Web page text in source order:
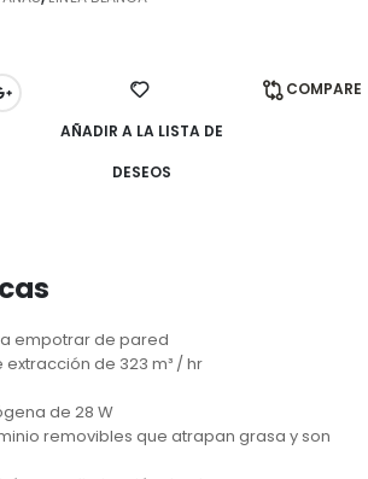
AÑADIR A LA LISTA DE
DESEOS
COMPARE
empotrar de pared
de 323 m³ / hr
de 28 W
removibles que atrapan grasa y son